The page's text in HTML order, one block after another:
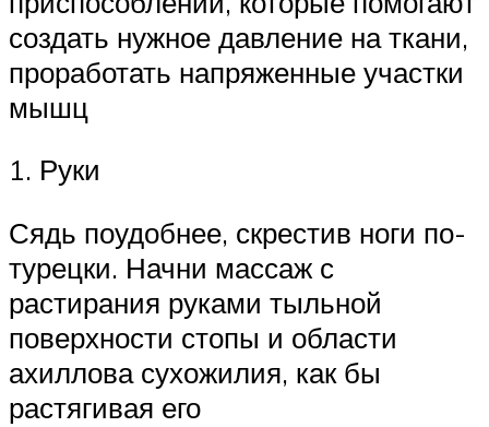
создать нужное давление на ткани,
проработать напряженные участки
мышц
1. Руки
Сядь поудобнее, скрестив ноги по-
турецки. Начни массаж с
растирания руками тыльной
поверхности стопы и области
ахиллова сухожилия, как бы
растягивая его